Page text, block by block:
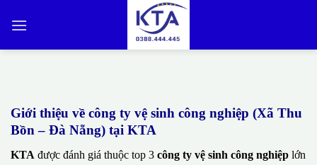
qua
Giới thiệu về công ty vệ sinh công nghiệp (Xã Thu
Bồn – Đà Nẵng) tại KTA
KTA được đánh giá thuộc top 3 công ty vệ sinh công nghiệp lớn